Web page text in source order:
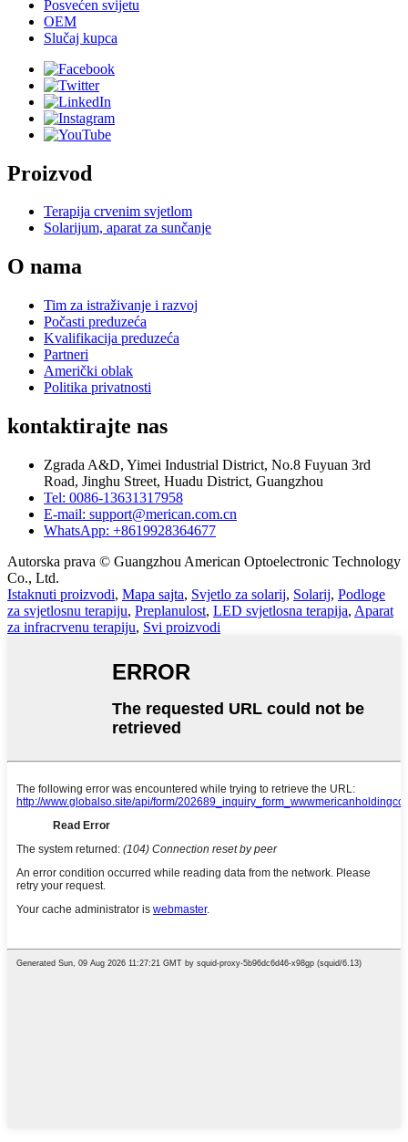
Posvećen svijetu
OEM
Slučaj kupca
Proizvod
Terapija crvenim svjetlom
Solarijum, aparat za sunčanje
O nama
Tim za istraživanje i razvoj
Počasti preduzeća
Kvalifikacija preduzeća
Partneri
Američki oblak
Politika privatnosti
kontaktirajte nas
Zgrada A&D, Yimei Industrial District, No.8 Fuyuan 3rd
Road, Jinghu Street, Huadu District, Guangzhou
Tel: 0086-13631317958
E-mail: support@merican.com.cn
WhatsApp: +8619928364677
Autorska prava © Guangzhou American Optoelectronic Technology
Co., Ltd.
Istaknuti proizvodi, Mapa sajta, Svjetlo za solarij, Solarij, Podloge
za svjetlosnu terapiju, Preplanulost, LED svjetlosna terapija, Aparat
za infracrvenu terapiju, Svi proizvodi